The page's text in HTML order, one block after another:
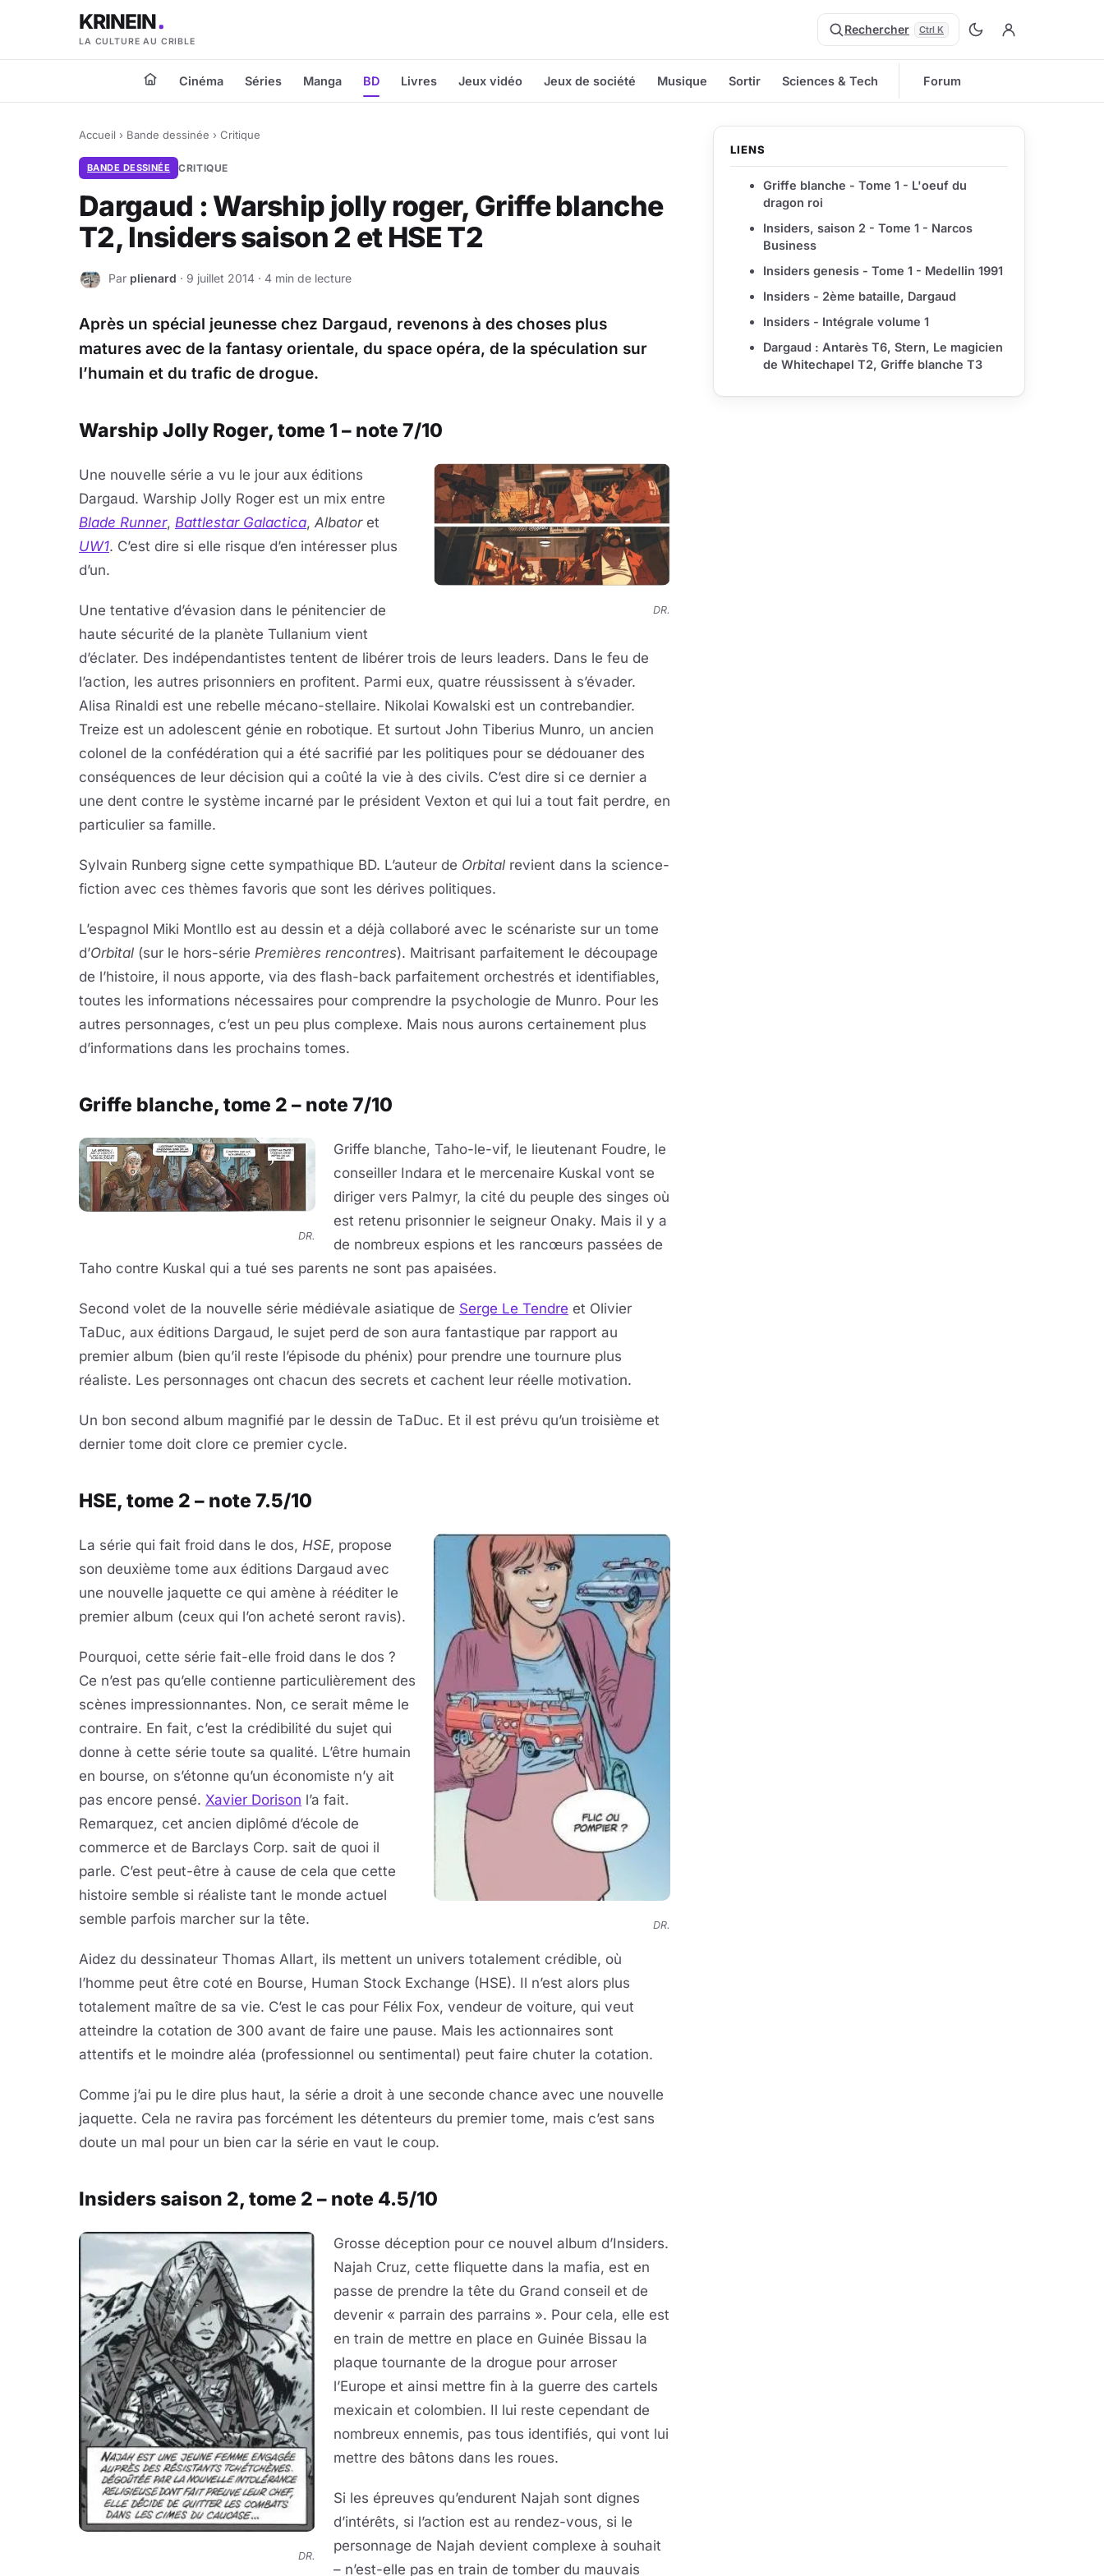
KRINEIN
LA CULTURE AU CRIBLE
Rechercher Ctrl K
Cinéma Séries Manga BD Livres Jeux vidéo Jeux de société Musique Sortir Sciences & Tech Forum
Accueil › Bande dessinée › Critique
BANDE DESSINÉE CRITIQUE
Dargaud : Warship jolly roger, Griffe blanche
T2, Insiders saison 2 et HSE T2
P Par plienard · 9 juillet 2014 · 4 min de lecture
Après un spécial jeunesse chez Dargaud, revenons à des choses plus
matures avec de la fantasy orientale, du space opéra, de la spéculation sur
l’humain et du trafic de drogue.
Warship Jolly Roger, tome 1 – note 7/10
DR.
Une nouvelle série a vu le jour aux éditions
Dargaud. Warship Jolly Roger est un mix entre
Blade Runner, Battlestar Galactica, Albatoret
UW1. C’est dire si elle risque d’en intéresser plus
d’un.
Une tentative d’évasion dans le pénitencier de
haute sécurité de la planète Tullanium vient
d’éclater. Des indépendantistes tentent de libérer trois de leurs leaders. Dans le feu de
l’action, les autres prisonniers en profitent. Parmi eux, quatre réussissent à s’évader.
Alisa Rinaldi est une rebelle mécano-stellaire. Nikolai Kowalski est un contrebandier.
Treize est un adolescent génie en robotique. Et surtout John Tiberius Munro, un ancien
colonel de la confédération qui a été sacrifié par les politiques pour se dédouaner des
conséquences de leur décision qui a coûté la vie à des civils. C’est dire si ce dernier a
une dent contre le système incarné par le président Vexton et qui lui a tout fait perdre, en
particulier sa famille.
Sylvain Runberg signe cette sympathique BD. L’auteur de Orbital revient dans la science-
fiction avec ces thèmes favoris que sont les dérives politiques.
L’espagnol Miki Montllo est au dessin et a déjà collaboré avec le scénariste sur un tome
d’Orbital (sur le hors-série Premières rencontres). Maitrisant parfaitement le découpage
de l’histoire, il nous apporte, via des flash-back parfaitement orchestrés et identifiables,
toutes les informations nécessaires pour comprendre la psychologie de Munro. Pour les
autres personnages, c’est un peu plus complexe. Mais nous aurons certainement plus
d’informations dans les prochains tomes.
Griffe blanche, tome 2 – note 7/10
DR.
Griffe blanche, Taho-le-vif, le lieutenant Foudre, le
conseiller Indara et le mercenaire Kuskal vont se
diriger vers Palmyr, la cité du peuple des singes où
est retenu prisonnier le seigneur Onaky. Mais il y a
de nombreux espions et les rancœurs passées de
Taho contre Kuskal qui a tué ses parents ne sont pas apaisées.
Second volet de la nouvelle série médiévale asiatique de Serge Le Tendre et Olivier
TaDuc, aux éditions Dargaud, le sujet perd de son aura fantastique par rapport au
premier album (bien qu’il reste l’épisode du phénix) pour prendre une tournure plus
réaliste. Les personnages ont chacun des secrets et cachent leur réelle motivation.
Un bon second album magnifié par le dessin de TaDuc. Et il est prévu qu’un troisième et
dernier tome doit clore ce premier cycle.
HSE, tome 2 – note 7.5/10
DR.
La série qui fait froid dans le dos, HSE, propose
son deuxième tome aux éditions Dargaud avec
une nouvelle jaquette ce qui amène à rééditer le
premier album (ceux qui l’on acheté seront ravis).
Pourquoi, cette série fait-elle froid dans le dos ?
Ce n’est pas qu’elle contienne particulièrement des
scènes impressionnantes. Non, ce serait même le
contraire. En fait, c’est la crédibilité du sujet qui
donne à cette série toute sa qualité. L’être humain
en bourse, on s’étonne qu’un économiste n’y ait
pas encore pensé. Xavier Dorison l’a fait.
Remarquez, cet ancien diplômé d’école de
commerce et de Barclays Corp. sait de quoi il
parle. C’est peut-être à cause de cela que cette
histoire semble si réaliste tant le monde actuel
semble parfois marcher sur la tête.
Aidez du dessinateur Thomas Allart, ils mettent un univers totalement crédible, où
l’homme peut être coté en Bourse, Human Stock Exchange (HSE). Il n’est alors plus
totalement maître de sa vie. C’est le cas pour Félix Fox, vendeur de voiture, qui veut
atteindre la cotation de 300 avant de faire une pause. Mais les actionnaires sont
attentifs et le moindre aléa (professionnel ou sentimental) peut faire chuter la cotation.
Comme j’ai pu le dire plus haut, la série a droit à une seconde chance avec une nouvelle
jaquette. Cela ne ravira pas forcément les détenteurs du premier tome, mais c’est sans
doute un mal pour un bien car la série en vaut le coup.
Insiders saison 2, tome 2 – note 4.5/10
DR.
Grosse déception pour ce nouvel album d’Insiders.
Najah Cruz, cette fliquette dans la mafia, est en
passe de prendre la tête du Grand conseil et de
devenir « parrain des parrains ». Pour cela, elle est
en train de mettre en place en Guinée Bissau la
plaque tournante de la drogue pour arroser
l’Europe et ainsi mettre fin à la guerre des cartels
mexicain et colombien. Il lui reste cependant de
nombreux ennemis, pas tous identifiés, qui vont lui
mettre des bâtons dans les roues.
Si les épreuves qu’endurent Najah sont dignes
d’intérêts, si l’action est au rendez-vous, si le
personnage de Najah devient complexe à souhait
– n’est-elle pas en train de tomber du mauvais
LIENS
Griffe blanche - Tome 1 - L'oeuf du
dragon roi
Insiders, saison 2 - Tome 1 - Narcos
Business
Insiders genesis - Tome 1 - Medellin 1991
Insiders - 2ème bataille, Dargaud
Insiders - Intégrale volume 1
Dargaud : Antarès T6, Stern, Le magicien
de Whitechapel T2, Griffe blanche T3